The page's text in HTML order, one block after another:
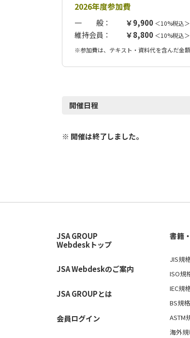
2026年度参加費
一 般： ￥9,900 ＜10%税込＞
維持会員： ￥8,800 ＜10%税込＞
※参加費は、テキスト・資料代を含んだ金額
開催日程
※ 開催は終了しました。
JSA GROUP
Webdeskトップ
JSA Webdeskのご案内
JSA GROUPとは
会員ログイン
書籍
JIS規
ISO規
IEC規
BS規格
ASTM
海外